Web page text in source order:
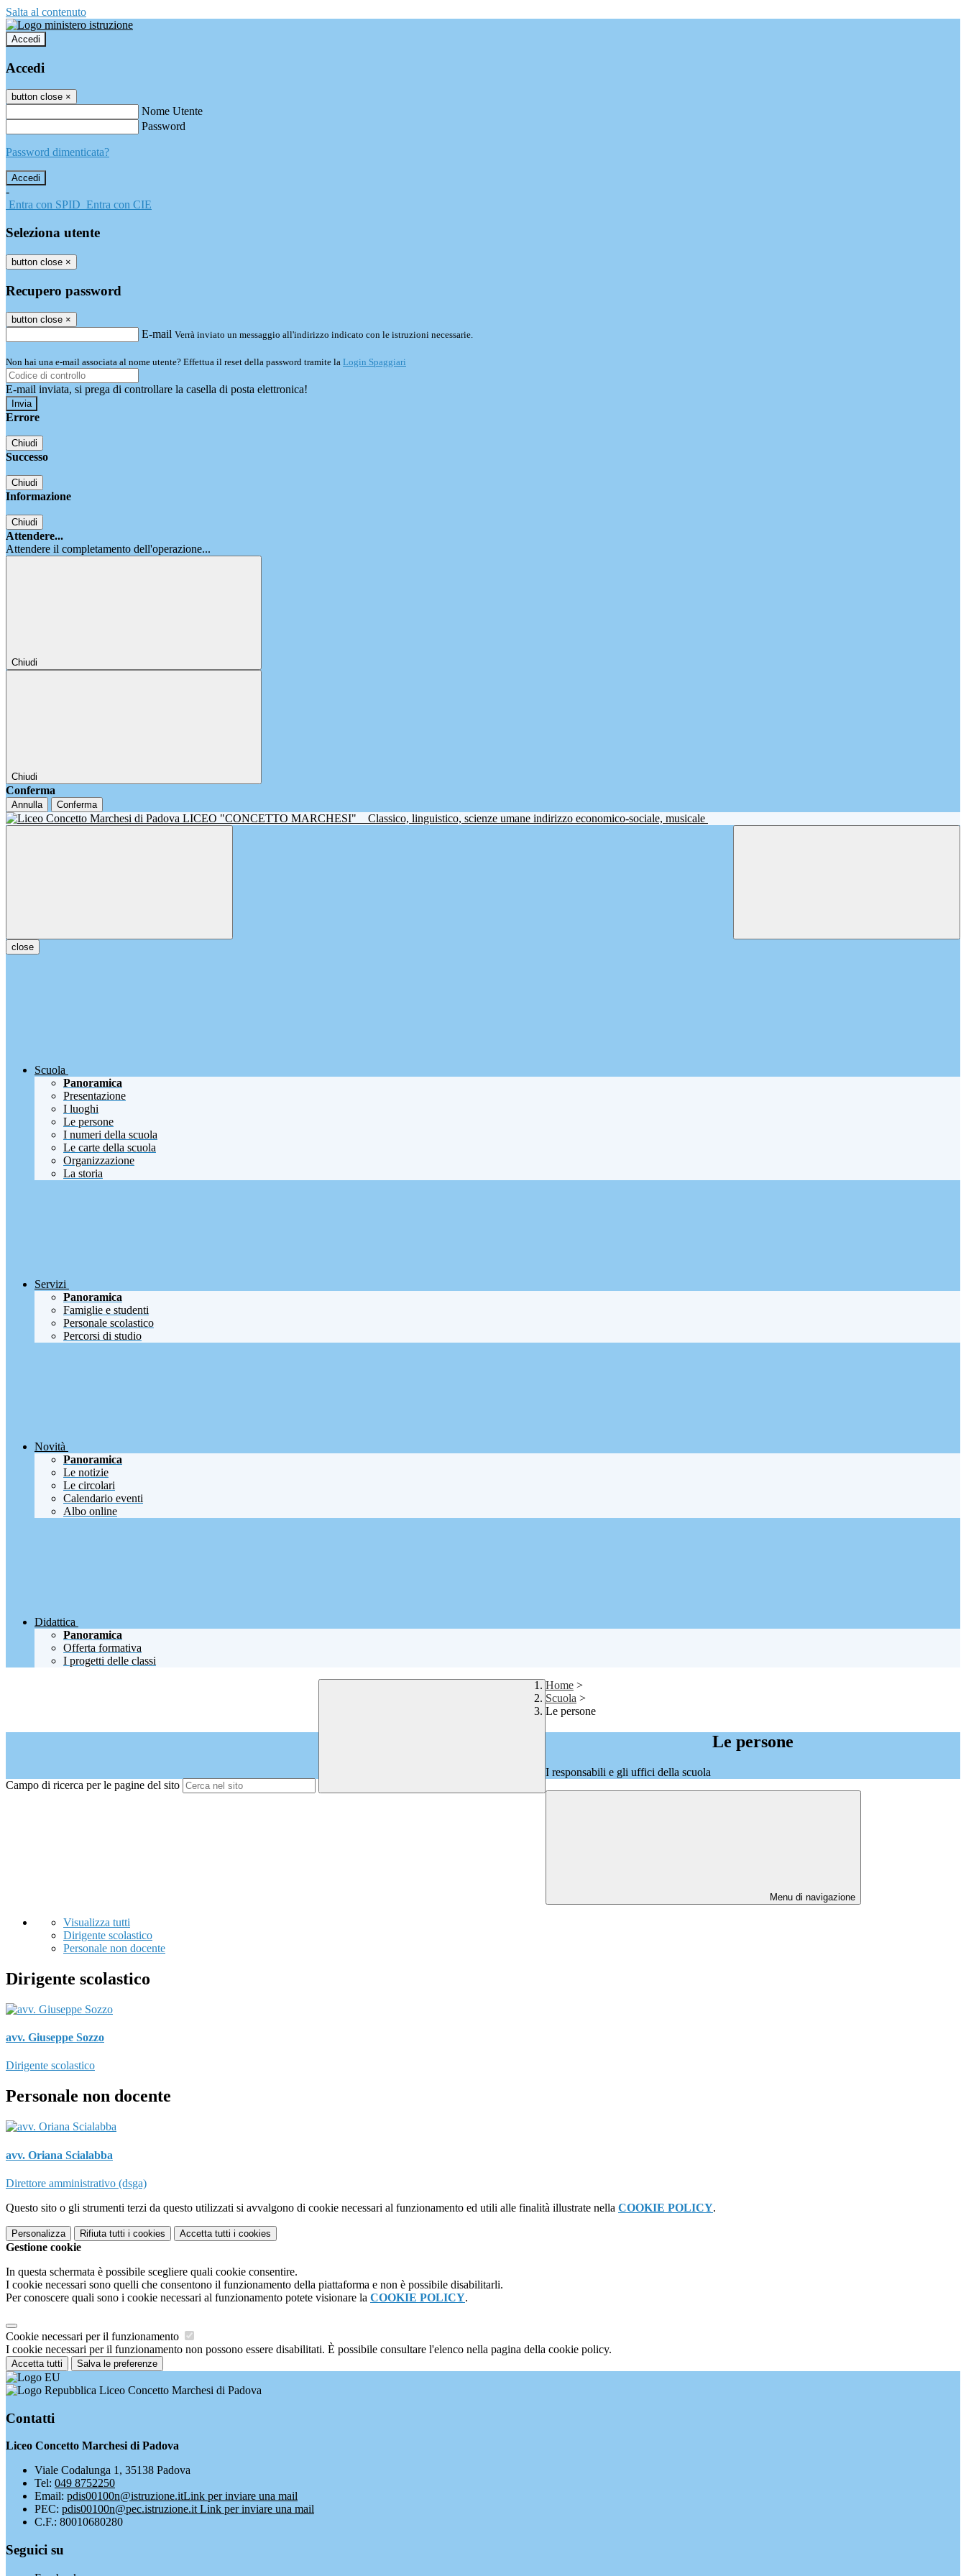
Salta al contenuto
Accedi
Accedi
button close ×
Nome Utente
Password
Password dimenticata?
-
Entra con SPID Entra con CIE
Seleziona utente
button close ×
Recupero password
button close ×
E-mail Verrà inviato un messaggio all'indirizzo indicato con le istruzioni necessarie.
Non hai una e-mail associata al nome utente? Effettua il reset della password tramite la Login Spaggiari
E-mail inviata, si prega di controllare la casella di posta elettronica!
Errore
Chiudi
Successo
Chiudi
Informazione
Chiudi
Attendere...
Attendere il completamento dell'operazione...
Chiudi
Chiudi
Conferma
Annulla Conferma
LICEO "CONCETTO MARCHESI" Classico, linguistico, scienze umane indirizzo economico-sociale, musicale
close
Scuola
Panoramica
Presentazione
I luoghi
Le persone
I numeri della scuola
Le carte della scuola
Organizzazione
La storia
Servizi
Panoramica
Famiglie e studenti
Personale scolastico
Percorsi di studio
Novità
Panoramica
Le notizie
Le circolari
Calendario eventi
Albo online
Didattica
Panoramica
Offerta formativa
I progetti delle classi
Campo di ricerca per le pagine del sito
Home >
Scuola >
Le persone
Le persone
I responsabili e gli uffici della scuola
Menu di navigazione
Visualizza tutti
Dirigente scolastico
Personale non docente
Dirigente scolastico
avv. Giuseppe Sozzo
Dirigente scolastico
Personale non docente
avv. Oriana Scialabba
Direttore amministrativo (dsga)
Questo sito o gli strumenti terzi da questo utilizzati si avvalgono di cookie necessari al funzionamento ed utili alle finalità illustrate nella COOKIE POLICY.
Personalizza Rifiuta tutti i cookies Accetta tutti i cookies
Gestione cookie
In questa schermata è possibile scegliere quali cookie consentire.
I cookie necessari sono quelli che consentono il funzionamento della piattaforma e non è possibile disabilitarli.
Per conoscere quali sono i cookie necessari al funzionamento potete visionare la COOKIE POLICY.
Cookie necessari per il funzionamento
I cookie necessari per il funzionamento non possono essere disabilitati. È possibile consultare l'elenco nella pagina della cookie policy.
Accetta tutti Salva le preferenze
Liceo Concetto Marchesi di Padova
Contatti
Liceo Concetto Marchesi di Padova
Viale Codalunga 1, 35138 Padova
Tel: 049 8752250
Email: pdis00100n@istruzione.itLink per inviare una mail
PEC: pdis00100n@pec.istruzione.it Link per inviare una mail
C.F.: 80010680280
Seguici su